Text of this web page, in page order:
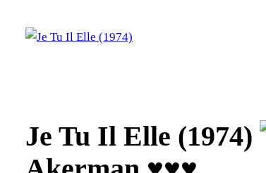
Je Tu Il Elle (1974)